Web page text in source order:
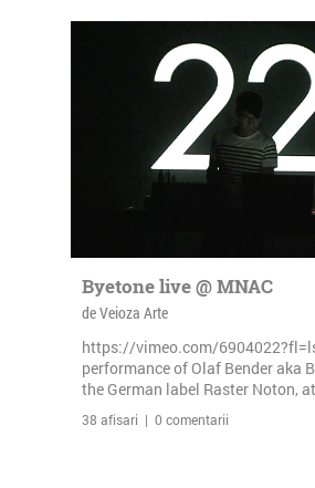
Byetone live @ MNAC
de Veioza Arte
https://vimeo.com/
performance of Olaf Bender aka
the German label Raster Noton,
38 afisari | 0 comentarii